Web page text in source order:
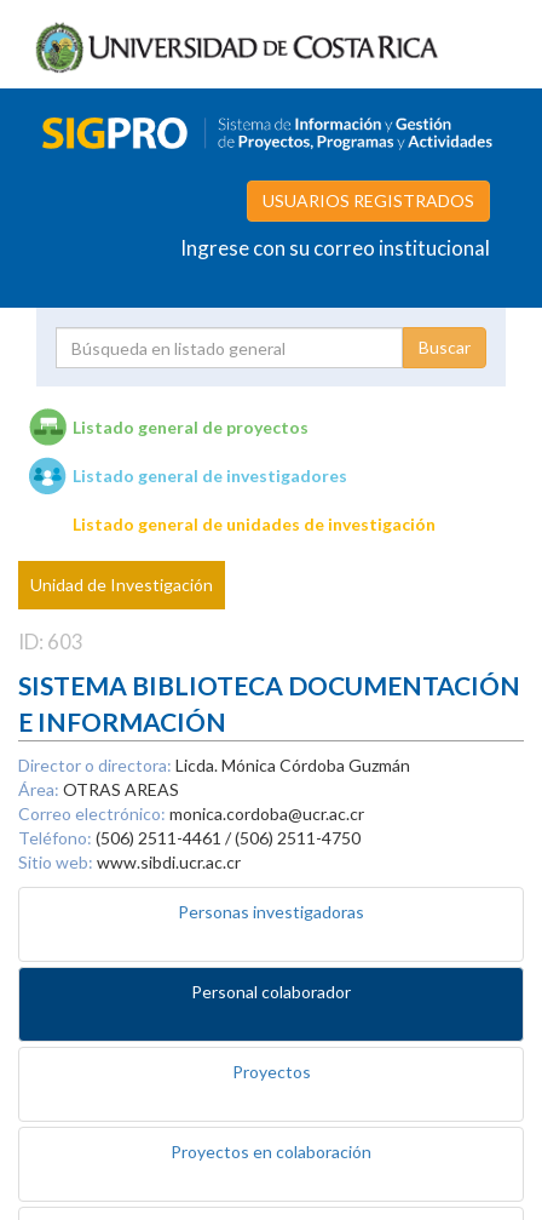
USUARIOS REGISTRADOS
Ingrese con su correo institucional
Unidades de investigación
Listado general de proyectos
Listado general de investigadores
Listado general de unidades de investigación
Unidad de Investigación
ID: 603
SISTEMA BIBLIOTECA DOCUMENTACIÓN
E INFORMACIÓN
Director o directora: Licda. Mónica Córdoba Guzmán
Área: OTRAS AREAS
Correo electrónico: monica.cordoba@ucr.ac.cr
Teléfono: (506) 2511-4461 / (506) 2511-4750
Sitio web: www.sibdi.ucr.ac.cr
Personas investigadoras
Personal colaborador
Proyectos
Proyectos en colaboración